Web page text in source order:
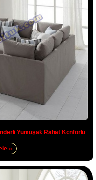
Yumuşak Rahat Konforlu
»